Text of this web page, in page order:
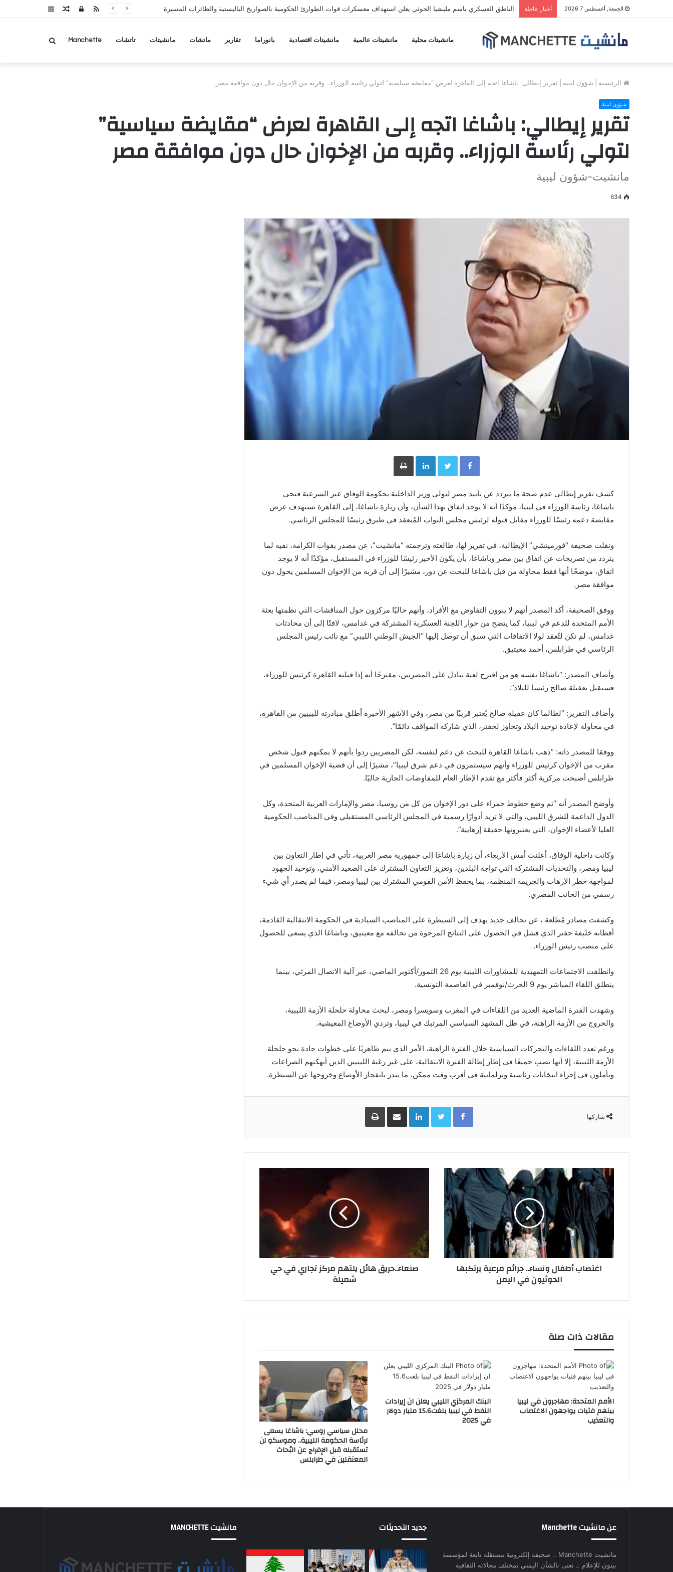
الجمعة, أغسطس 7 2026 أخبار عاجلة الناطق العسكري باسم مليشيا الحوثي يعلن استهداف معسكرات قوات الطوارئ الحكومية بالصواريخ الباليستية والطائرات المسيرة عمودمقالتسجيلRSS
مانشيتات محلية مانشيتات عالمية مانشيتات اقتصادية بانوراما تقارير ماتشات مانشيتات تاتشات Manchette بحث
الرئيسية شؤون ليبية تقرير إيطالي: باشاغا اتجه إلى القاهرة لعرض “مقايضة سياسية” لتولي رئاسة الوزراء.. وقربه من الإخوان حال دون موافقة مصر
شؤون ليبية
تقرير إيطالي: باشاغا اتجه إلى القاهرة لعرض “مقايضة سياسية”
لتولي رئاسة الوزراء.. وقربه من الإخوان حال دون موافقة مصر
مانشيت-شؤون ليبية
634
Facebook
Twitter
LinkedInطباعة
كشف تقرير إيطالي عدم صحة ما يتردد عن تأييد مصر لتولي وزير الداخلية بحكومة الوفاق عير الشرعية فتحي
باشاغا، رئاسة الوزراء في ليبيا، مؤكدًا أنه لا يوجد اتفاق بهذا الشأن، وأن زيارة باشاغا، إلى القاهرة تستهدف عرض
مقايضة دعمه رئيسًا للوزراء مقابل قبوله لرئيس مجلس النواب المُنعقد في طبرق رئيسًا للمجلس الرئاسي.
ونقلت صحيفة “فورميتشي” الإيطالية، في تقرير لها، طالعته وترجمته “مانشيت”، عن مصدر بقوات الكرامة، نفيه لما
يتردد من تصريحات عن اتفاق بين مصر وباشاغا، بأن يكون الأخير رئيسًا للوزراء في المستقبل، مؤكدًا أنه لا يوجد
اتفاق، موضحًا أنها فقط محاولة من قبل باشاغا للبحث عن دور، مشيرًا إلى أن قربه من الإخوان المسلمين يحول دون
موافقة مصر.
ووفق الصحيفة، أكد المصدر أنهم لا ينوون التفاوض مع الأفراد، وأنهم حاليًا مركزون حول المناقشات التي نظمتها بعثة
الأمم المتحدة للدعم في ليبيا، كما يتضح من حوار اللجنة العسكرية المشتركة في غدامس، لافتًا إلى أن محادثات
غدامس، لم تكن لتُعقد لولا الاتفاقات التي سبق أن توصل إليها “الجيش الوطني الليبي” مع نائب رئيس المجلس
الرئاسي في طرابلس، أحمد معيتيق.
وأضاف المصدر: “باشاغا نفسه هو من اقترح لعبة تبادل على المصريين، مقترحًا أنه إذا قبلته القاهرة كرئيس للوزراء،
فسيقبل بعقيلة صالح رئيسا للبلاد”.
وأضاف التقرير: “لطالما كان عقيلة صالح يُعتبر قريبًا من مصر، وفي الأشهر الأخيرة أطلق مبادرته لليبيين من القاهرة،
في محاولة لإعادة توحيد البلاد وتجاوز لحفتر، الذي شاركه المواقف دائمًا”.
ووفقا للمصدر ذاته: “ذهب باشاغا القاهرة للبحث عن دعم لنفسه، لكن المصريين ردوا بأنهم لا يمكنهم قبول شخص
مقرب من الإخوان كرئيس للوزراء وأنهم سيستمرون في دعم شرق ليبيا”، مشيرًا إلى أن قضية الإخوان المسلمين في
طرابلس أصبحت مركزية أكثر فأكثر مع تقدم الإطار العام للمفاوضات الجارية حاليًا.
وأوضح المصدر أنه “تم وضع خطوط حمراء على دور الإخوان من كل من روسيا، مصر والإمارات العربية المتحدة، وكل
الدول الداعمة للشرق الليبي، والتي لا تريد أدوارًا رسمية في المجلس الرئاسي المستقبلي وفي المناصب الحكومية
العليا لأعضاء الإخوان، التي يعتبرونها حقيقة إرهابية”.
وكانت داخلية الوفاق، أعلنت أمس الأربعاء، أن زيارة باشاغا إلى جمهورية مصر العربية، تأتي في إطار التعاون بين
ليبيا ومصر، والتحديات المشتركة التي تواجه البلدين، وتعزيز التعاون المشترك على الصعيد الأمني، وتوحيد الجهود
لمواجهة خطر الإرهاب والجريمة المنظمة، بما يحفظ الأمن القومي المشترك بين ليبيا ومصر، فيما لم يصدر أي شيء
رسمي من الجانب المصري.
وكشفت مصادر مُطلعة ، عن تحالف جديد يهدف إلى السيطرة على المناصب السيادية في الحكومة الانتقالية القادمة،
أقطابه خليفة حفتر الذي فشل في الحصول على النتائج المرجوة من تحالفه مع معيتيق، وباشاغا الذي يسعى للحصول
على منصب رئيس الوزراء.
وانطلقت الاجتماعات التمهيدية للمشاورات الليبية يوم 26 التمور/أكتوبر الماضي، عبر آلية الاتصال المرئي، بينما
ينطلق اللقاء المباشر يوم 9 الحرث/نوفمبر في العاصمة التونسية.
وشهدت الفترة الماضية العديد من اللقاءات في المغرب وسويسرا ومصر، لبحث محاولة حلحلة الأزمة الليبية،
والخروج من الأزمة الراهنة، في ظل المشهد السياسي المرتبك في ليبيا، وتردي الأوضاع المعيشية.
ورغم تعدد اللقاءات والتحركات السياسية خلال الفترة الراهنة، الأمر الذي ينم ظاهريًا على خطوات جادة نحو حلحلة
الأزمة الليبية، إلا أنها تصب جميعًا في إطار إطالة الفترة الانتقالية، على غير رغبة الليبيين الذين أنهكتهم الصراعات
ويأملون في إجراء انتخابات رئاسية وبرلمانية في أقرب وقت ممكن، ما ينذر بانفجار الأوضاع وخروجها عن السيطرة.
شاركها
Facebook
Twitter
LinkedInمشاركة عبر البريد طباعة
اغتصاب أطفال ونساء.. جرائم مرعبة يرتكبها
الحوثيون في اليمن
صنعاء..حريق هائل يلتهم مركز تجاري في حي
شميلة
مقالات ذات صلة
الأمم المتحدة: مهاجرون في ليبيا
بينهم فتيات يواجهون الاغتصاب
والتعذيب
البنك المركزي الليبي يعلن ان إيرادات
النفط في ليبيا بلغت15.6 مليار دولار
في 2025
محلل سياسي روسي: باشاغا يسعى
لرئاسة الحكومة الليبية.. وموسكو لن
تستقبله قبل الإفراج عن البُحاث
المعتقلين في طرابلس
عن مانشيت Manchette
مانشيت Manchette .. صحيفة إلكترونية مستقلة تابعة لمؤسسة
بينون للإعلام .. تعنى بالشأن اليمني بمختلف مجالاته الثقافية
جديد التحديثات مانشيت MANCHETTE